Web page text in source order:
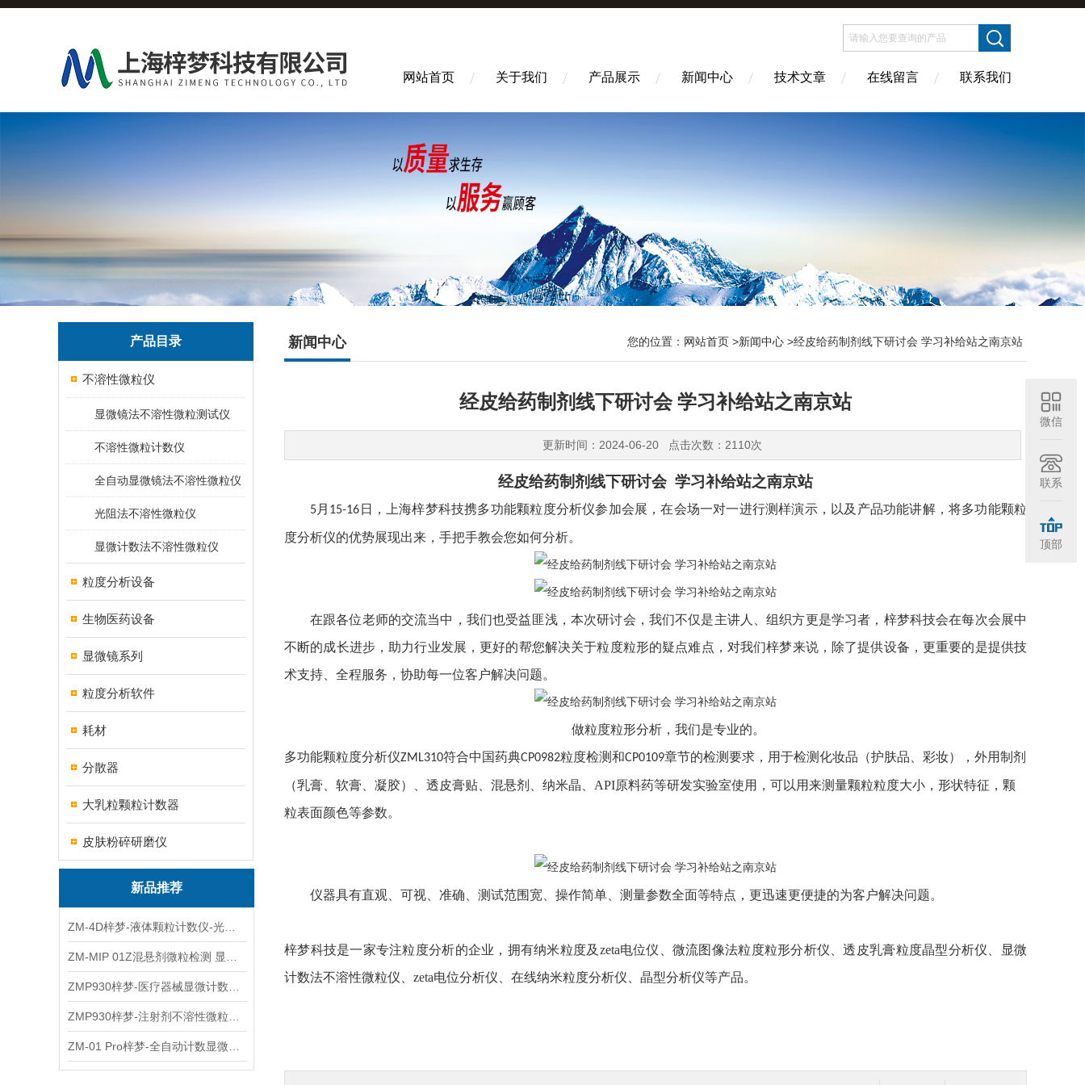
网站首页 关于我们 产品展示 新闻中心 技术文章 在线留言 联系我们
产品目录
不溶性微粒仪
显微镜法不溶性微粒测试仪
不溶性微粒计数仪
全自动显微镜法不溶性微粒仪
光阻法不溶性微粒仪
显微计数法不溶性微粒仪
粒度分析设备
生物医药设备
显微镜系列
粒度分析软件
耗材
分散器
大乳粒颗粒计数器
皮肤粉碎研磨仪
新品推荐
新闻中心 您的位置： 网站首页 >新闻中心 >经皮给药制剂线下研讨会 学习补给站之南京站
经皮给药制剂线下研讨会 学习补给站之南京站
更新时间：2024-06-20 点击次数：2110次
经皮给药制剂线下研讨会 学习补给站之南京站
5月 15-16 日，上海梓梦科技携多功能颗粒度分析仪参加会展，在会场一对一进行测样演示，以及产品功能讲解，将多功能颗粒
度分析仪的优势展现出来，手把手教会您如何分析。
在跟各位老师的交流当中，我们也受益匪浅，本次研讨会，我们不仅是主讲人、组织方更是学习者，梓梦科技会在每次会展中
不断的成长进步，助力行业发展，更好的帮您解决关于粒度粒形的疑点难点，对我们梓梦来说，除了提供设备，更重要的是提供技
术支持、全程服务，协助每一位客户解决问题。
做粒度粒形分析，我们是专业的。
多功能颗粒度分析仪ZML310符合中国药典CP0982粒度检测和CP0109章节的检测要求， 用于检测化妆品（护肤品、彩妆），外用制剂
（乳膏、软膏、凝胶）、透皮膏贴、混悬剂、纳米晶、 API原料药等研发实验室使用，可以用来测量颗粒粒度大小，形状特征，颗
粒表面颜色等参数。
仪器具有直观、可视、准确、测试范围宽、操作简单、测量参数全面等特点 ， 更迅速更便捷的为客户解决问题。
梓梦科技是一家专注粒度分析的企业，拥有纳米粒度及 zeta电位仪、微流图像法粒度粒形分析仪、透皮乳膏粒度晶型分析仪、显微
计数法不溶性微粒仪、zeta电位分析仪、在线纳米粒度分析仪、晶型分析仪等产品。
微信
联系
顶部